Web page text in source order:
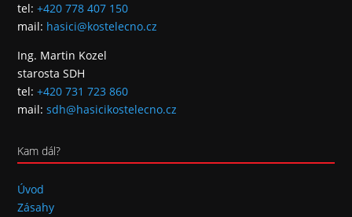
tel:+420 778 407 150
mail: hasici@kostelecno.cz
Ing. Martin Kozel
starosta SDH
tel:+420 731 723 860
mail:sdh@hasicikostelecno.cz
Kam dál?
Úvod
Zásahy